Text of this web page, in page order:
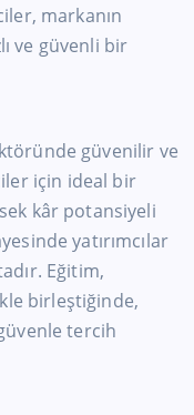
markanın
ve güvenli bir
güvenilir ve
için ideal bir
kâr potansiyeli
yatırımcılar
Eğitim,
birleştiğinde,
tercih